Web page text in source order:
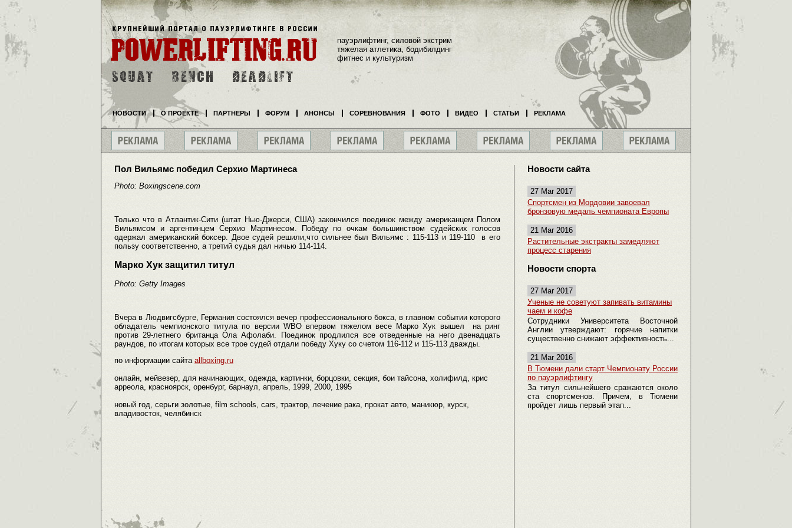
Пол Вильямс победил Серхио Мартинеса
Photo: Boxingscene.com
Только что в Атлантик-Сити (штат Нью-Джерси, США) закончился поединок между американцем Полом
Вильямсом и аргентинцем Серхио Мартинесом. Победу по очкам большинством судейских голосов
одержал американский боксер. Двое судей решили,что сильнее был Вильямс : 115-113 и 119-110 в его
пользу соответственно, а третий судья дал ничью 114-114.
Марко Хук защитил титул
Photo: Getty Images
Вчера в Людвигсбурге, Германия состоялся вечер профессионального бокса, в главном событии которого
обладатель чемпионского титула по версии WBO впервом тяжелом весе Марко Хук вышел на ринг
против 29-летнего британца Ола Афолаби. Поединок продлился все отведенные на него двенадцать
раундов, по итогам которых все трое судей отдали победу Хуку со счетом 116-112 и 115-113 дважды.
по информации сайта allboxing.ru
онлайн, мейвезер, для начинающих, одежда, картинки, борцовки, секция, бои тайсона, холифилд, крис
арреола, красноярск, оренбург, барнаул, апрель, 1999, 2000, 1995
новый год, серьги золотые, film schools, cars, трактор, лечение рака, прокат авто, маникюр, курск,
владивосток, челябинск
Новости сайта
27 Mar 2017
Спортсмен из Мордовии завоевал
бронзовую медаль чемпионата Европы
21 Mar 2016
Растительные экстракты замедляют
процесс старения
Новости спорта
27 Mar 2017
Ученые не советуют запивать витамины
чаем и кофе
Сотрудники Университета Восточной
Англии утверждают: горячие напитки
существенно снижают эффективность...
21 Mar 2016
В Тюмени дали старт Чемпионату России
по пауэрлифтингу
За титул сильнейшего сражаются около
ста спортсменов. Причем, в Тюмени
пройдет лишь первый этап...
пауэрлифтинг, силовой экстрим
тяжелая атлетика, бодибилдинг
фитнес и культуризм
НОВОСТИ О ПРОЕКТЕ ПАРТНЕРЫ ФОРУМ АНОНСЫ СОРЕВНОВАНИЯ ФОТО ВИДЕО СТАТЬИ РЕКЛАМА